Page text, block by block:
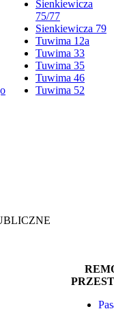
Sienkiewicza
75/77
Sienkiewicza 79
Tuwima 12a
Tuwima 33
Tuwima 35
Tuwima 46
Tuwima 52